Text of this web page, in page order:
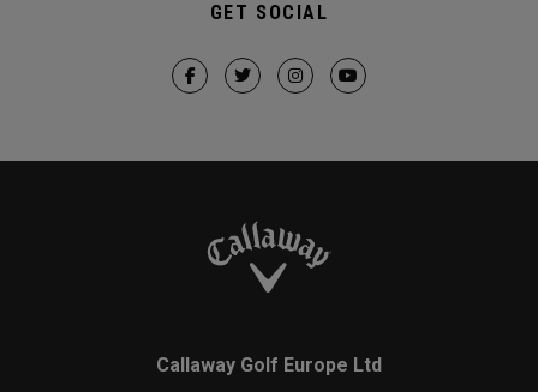
GET SOCIAL
Callaway Golf Europe Ltd